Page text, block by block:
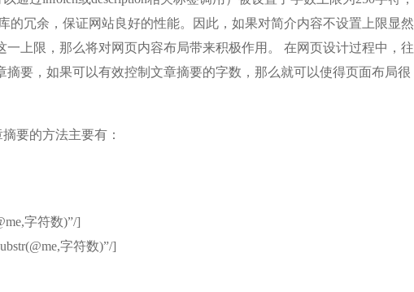
的冗余，保证网站良好的性能。因此，如果对简介内容不设置上限显然
一上限，那么将对网页内容布局带来积极作用。 在网页设计过程中，往
摘要，如果可以有效控制文章摘要的字数，那么就可以使得页面布局很
要的方法主要有：
字符数)”/]
字符数)”/]